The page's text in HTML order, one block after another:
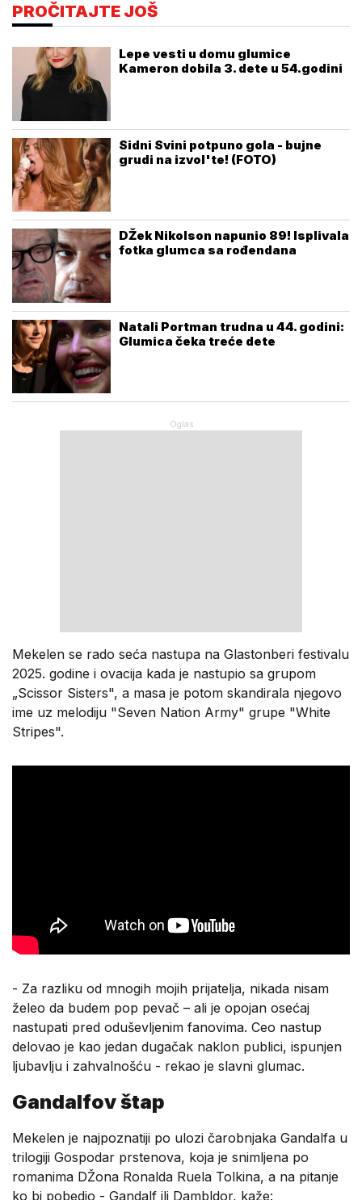
PROČITAJTE JOŠ
Lepe vesti u domu glumice
Kameron dobila 3. dete u 54.godini
Sidni Svini potpuno gola - bujne
grudi na izvol'te! (FOTO)
DŽek Nikolson napunio 89! Isplivala
fotka glumca sa rođendana
Natali Portman trudna u 44. godini:
Glumica čeka treće dete
Mekelen se rado seća nastupa na Glastonberi festivalu
2025. godine i ovacija kada je nastupio sa grupom
„Scissor Sisters", a masa je potom skandirala njegovo
ime uz melodiju "Seven Nation Army" grupe "White
Stripes".
- Za razliku od mnogih mojih prijatelja, nikada nisam
želeo da budem pop pevač – ali je opojan osećaj
nastupati pred oduševljenim fanovima. Ceo nastup
delovao je kao jedan dugačak naklon publici, ispunjen
ljubavlju i zahvalnošću - rekao je slavni glumac.
Gandalfov štap
Mekelen je najpoznatiji po ulozi čarobnjaka Gandalfa u
trilogiji Gospodar prstenova, koja je snimljena po
romanima DŽona Ronalda Ruela Tolkina, a na pitanje
ko bi pobedio - Gandalf ili Dambldor, kaže: